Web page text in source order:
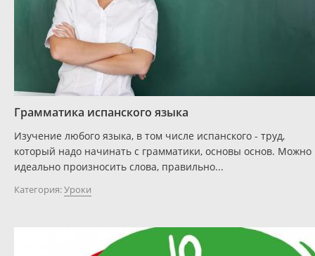
Грамматика испанского языка
Изучение любого языка, в том числе испанского - труд,
который надо начинать с грамматики, основы основ. Можно
идеально произносить слова, правильно...
Категория:Уроки